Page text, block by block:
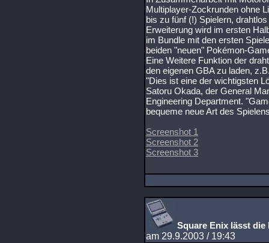
Multiplayer-Zockrunden ohne
bis zu fünf (!) Spielern,
Erweiterung wird im ersten
im Bundle mit den ersten
beiden "neuen" Pokémon-
Eine Weitere Funktion der
den eigenen GBA zu laden,
"Dies ist eine der wichtigsten
Satoru Okada, der General
Engineering Department.
bequeme neue Art des
Screenshot 1
Screenshot 2
Screenshot 3
Square Enix lässt die
am 29.9.2003 / 19:43